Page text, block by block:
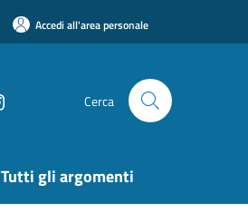
Accedi all'area personale
Cerca
Tutti gli argomenti